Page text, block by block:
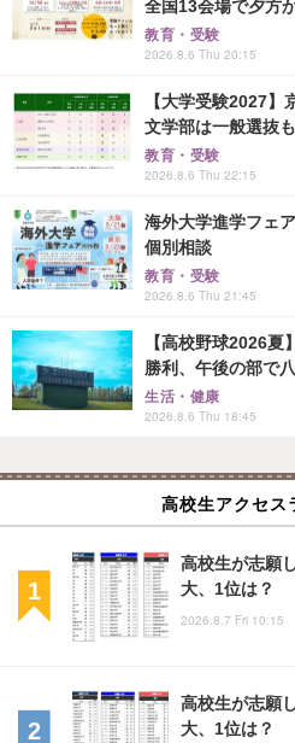
全国13会場で夕方
教育・受験
2026.8.6 Thu 20:15
【大学受験2027
文学部は一般選抜
教育・受験
2026.8.6 Thu 22:15
海外大学進学フェ
個別相談
教育・受験
2026.8.6 Thu 21:45
【高校野球2026
勝利、午後の部で
生活・健康
2026.8.6 Thu 18:45
高校生アクセス
高校生が志願
大、1位は？
2026.8.7 Fri 10:15
高校生が志願
大、1位は？